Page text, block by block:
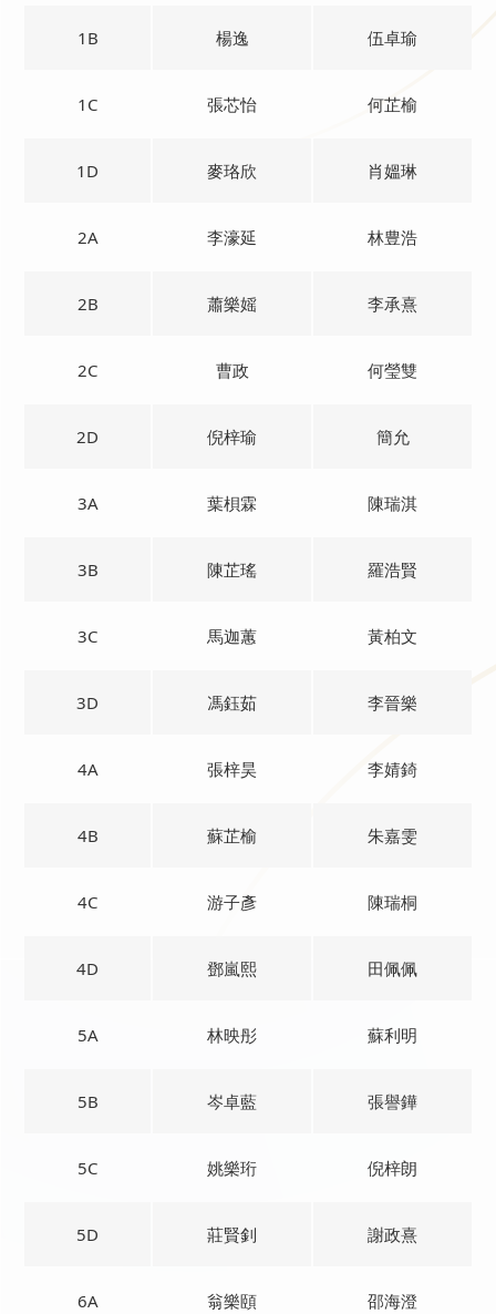
1B 楊逸 伍卓瑜
1C 張芯怡 何芷榆
1D 麥珞欣 肖媼琳
2A 李濠延 林豊浩
2B 蕭樂媱 李承熹
2C 曹政 何瑩雙
2D 倪梓瑜 簡允
3A 葉梖霖 陳瑞淇
3B 陳芷瑤 羅浩賢
3C 馬迦蕙 黃柏文
3D 馮鈺茹 李晉樂
4A 張梓昊 李婧錡
4B 蘇芷榆 朱嘉雯
4C 游子彥 陳瑞桐
4D 鄧嵐熙 田佩佩
5A 林映彤 蘇利明
5B 岑卓藍 張譽鏵
5C 姚樂珩 倪梓朗
5D 莊賢釗 謝政熹
6A 翁樂頤 邵海澄